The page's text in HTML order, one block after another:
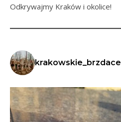
Odkrywajmy Kraków i okolice!
krakowskie_brzdace